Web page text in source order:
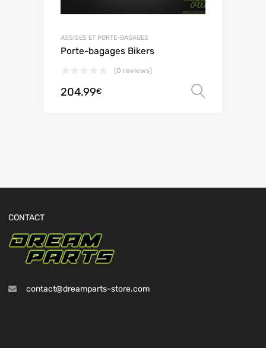
ASSISES ET PORTE-BAGAGES
Porte-bagages Bikers
(0 reviews)
204.99€
CONTACT
contact@dreamparts-store.com